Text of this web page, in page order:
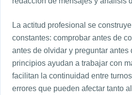
La actitud profesional se
constantes: comprobar antes de
antes de olvidar y preguntar antes
principios ayudan a trabajar con
facilitan la continuidad entre
errores que pueden afectar tanto